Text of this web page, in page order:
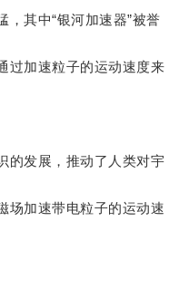
其中“银河加速器”被誉
加速粒子的运动速度来
发展，推动了人类对宇
加速带电粒子的运动速